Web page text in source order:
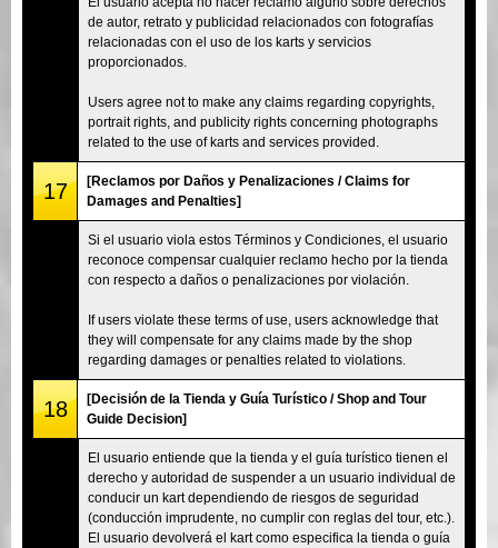
de autor, retrato y publicidad relacionados con fotografías
relacionadas con el uso de los karts y servicios
proporcionados.
Users agree not to make any claims regarding copyrights,
portrait rights, and publicity rights concerning photographs
related to the use of karts and services provided.
17
[Reclamos por Daños y Penalizaciones / Claims for
Damages and Penalties]
Si el usuario viola estos Términos y Condiciones, el usuario
reconoce compensar cualquier reclamo hecho por la tienda
con respecto a daños o penalizaciones por violación.
If users violate these terms of use, users acknowledge that
they will compensate for any claims made by the shop
regarding damages or penalties related to violations.
18
[Decisión de la Tienda y Guía Turístico / Shop and Tour
Guide Decision]
El usuario entiende que la tienda y el guía turístico tienen el
derecho y autoridad de suspender a un usuario individual de
conducir un kart dependiendo de riesgos de seguridad
(conducción imprudente, no cumplir con reglas del tour, etc.).
El usuario devolverá el kart como especifica la tienda o guía